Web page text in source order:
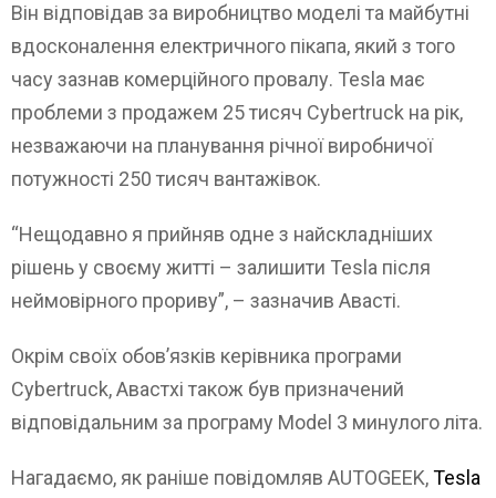
Він відповідав за виробництво моделі та майбутні
вдосконалення електричного пікапа, який з того
часу зазнав комерційного провалу. Tesla має
проблеми з продажем 25 тисяч Cybertruck на рік,
незважаючи на планування річної виробничої
потужності 250 тисяч вантажівок.
“Нещодавно я прийняв одне з найскладніших
рішень у своєму житті – залишити Tesla після
неймовірного прориву”, – зазначив Авасті.
Окрім своїх обов’язків керівника програми
Cybertruck, Авастхі також був призначений
відповідальним за програму Model 3 минулого літа.
Нагадаємо, як раніше повідомляв AUTOGEEK,Tesla